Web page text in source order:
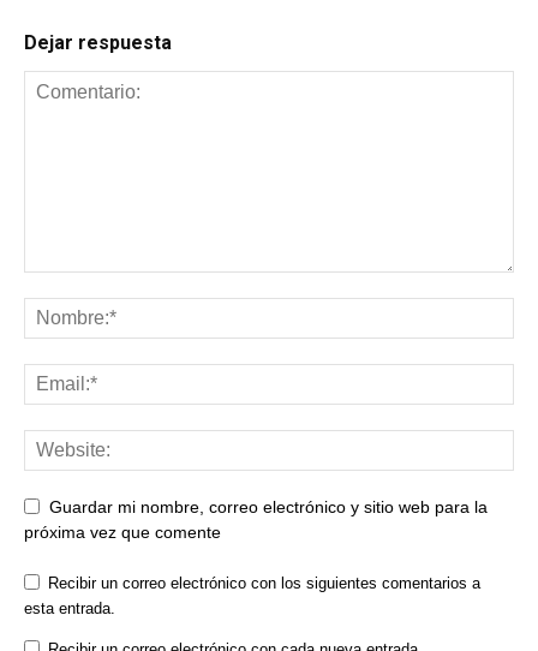
Dejar respuesta
Guardar mi nombre, correo electrónico y sitio web para la
próxima vez que comente
Recibir un correo electrónico con los siguientes comentarios a
esta entrada.